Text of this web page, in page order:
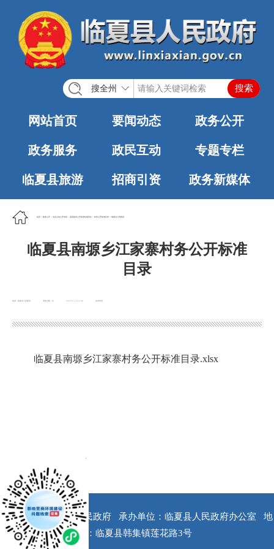
搜全州
网站首页 要闻动态 政务公开
政务服务 政民互动 专题专栏
临夏县旅游 招商引资 政务新媒体
首页 政务公开 法定主动公开内容 基层政务公开标准化规范化 村务公开标准目录 南塬乡人民政府
临夏县南塬乡江家寨村务公开标准
目录
浏览次数： 发布时间：
2022-11-14 15:49
临夏县南塬乡江家寨村务公开标准目录.xlsx
版权所有：临夏县人民政府 承办单位：临夏县人民政府办公室
地
址：临夏县韩集镇莲花路3号
x